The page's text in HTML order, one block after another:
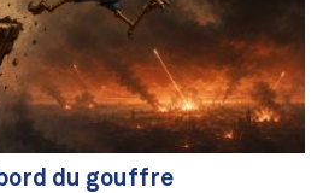
du gouffre